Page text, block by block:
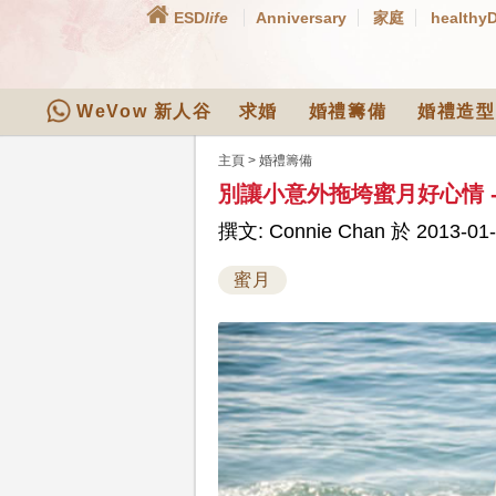
ESDlife Anniversary 家庭
WeVow 新人谷 求婚 婚禮籌備 婚禮造型
主頁 > 婚禮籌備
別讓小意外拖垮蜜月好心情
撰文: Connie Chan 於 2013-
蜜月